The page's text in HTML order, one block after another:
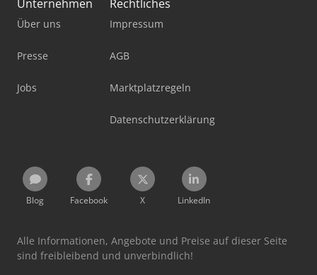
Unternehmen
Über uns
Presse
Jobs
Rechtliches
Impressum
AGB
Marktplatzregeln
Datenschutzerklärung
Blog Facebook X LinkedIn
Alle Informationen, Angebote und Preise auf dieser Seite
sind freibleibend und unverbindlich!